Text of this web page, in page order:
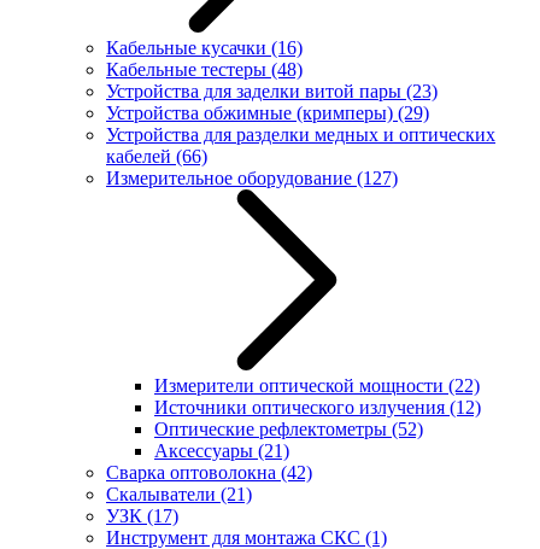
Кабельные кусачки (16)
Кабельные тестеры (48)
Устройства для заделки витой пары (23)
Устройства обжимные (кримперы) (29)
Устройства для разделки медных и оптических
кабелей (66)
Измерительное оборудование (127)
Измерители оптической мощности (22)
Источники оптического излучения (12)
Оптические рефлектометры (52)
Аксессуары (21)
Сварка оптоволокна (42)
Скалыватели (21)
УЗК (17)
Инструмент для монтажа СКС (1)